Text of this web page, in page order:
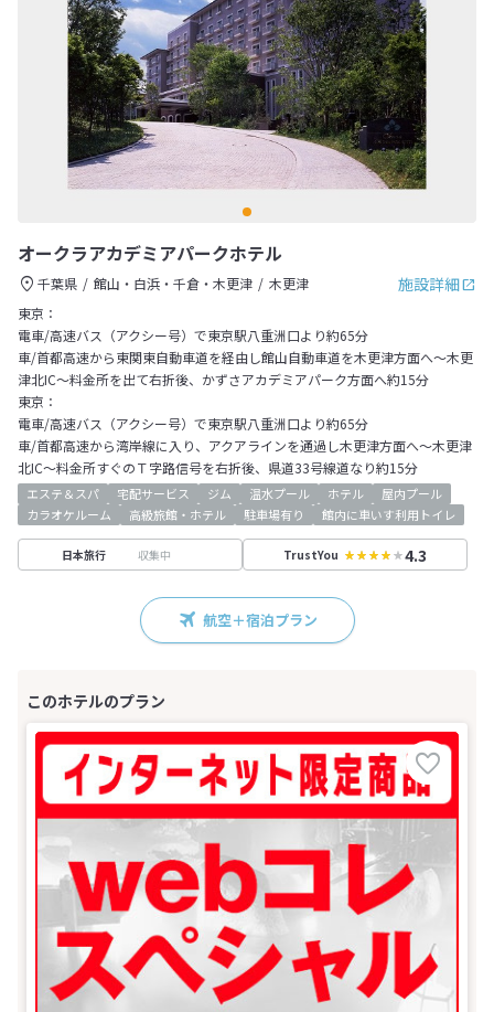
オークラアカデミアパークホテル
施設詳細
千葉県 館山・白浜・千倉・木更津
木更津
東京：
電車/高速バス（アクシー号）で東京駅八重洲口より約65分
車/首都高速から東関東自動車道を経由し館山自動車道を木更津方面へ～木更
津北IC～料金所を出て右折後、かずさアカデミアパーク方面へ約15分
東京：
電車/高速バス（アクシー号）で東京駅八重洲口より約65分
車/首都高速から湾岸線に入り、アクアラインを通過し木更津方面へ～木更津
北IC～料金所すぐのＴ字路信号を右折後、県道33号線道なり約15分
エステ＆スパ 宅配サービス ジム 温水プール ホテル
屋内プール
カラオケルーム
高級旅館・ホテル 駐車場有り 館内に車いす利用トイレ
日本旅行 収集中 TrustYou 4.3
航空＋宿泊プラン